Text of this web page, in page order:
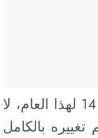
ظهرت الكثير من الشائعات حول تغييرات كبيرة في تصميم آي-فون 14 لهذا العام، لا
بالكامل